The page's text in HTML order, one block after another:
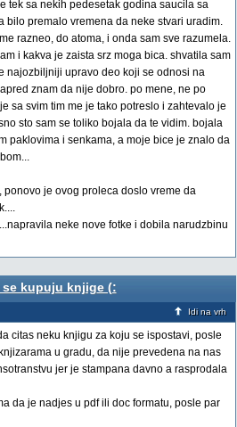
tek sa nekih pedesetak godina saucila sa
bilo premalo vremena da neke stvari uradim.
razneo, do atoma, i onda sam sve razumela.
i kakva je zaista srz moga bica. shvatila sam
najozbiljniji upravo deo koji se odnosi na
znam da nije dobro. po mene, ne po
sa svim tim me je tako potreslo i zahtevalo je
sto sam se toliko bojala da te vidim. bojala
paklovima i senkama, a moje bice je znalo da
je ovog proleca doslo vreme da
neke nove fotke i dobila narudzbinu
se kupuju knjige (:
Idi na vrh
citas neku knjigu za koju se ispostavi, posle
u gradu, da nije prevedena na nas
jer je stampana davno a rasprodala
da je nadjes u pdf ili doc formatu, posle par